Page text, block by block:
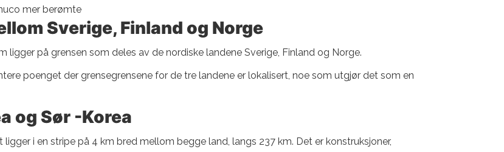
mer berømte
Sverige, Finland og Norge
ligger på grensen som deles av de nordiske landene Sverige, Finland og Norge.
poenget der grensegrensene for de tre landene er lokalisert, noe som utgjør det som en
og Sør -Korea
i en stripe på 4 km bred mellom begge land, langs 237 km. Det er konstruksjoner,